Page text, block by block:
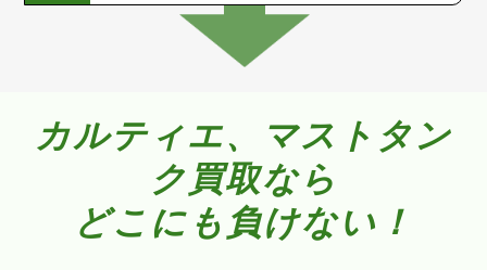
カルティエ、マストタン
ク買取なら
どこにも負けない！